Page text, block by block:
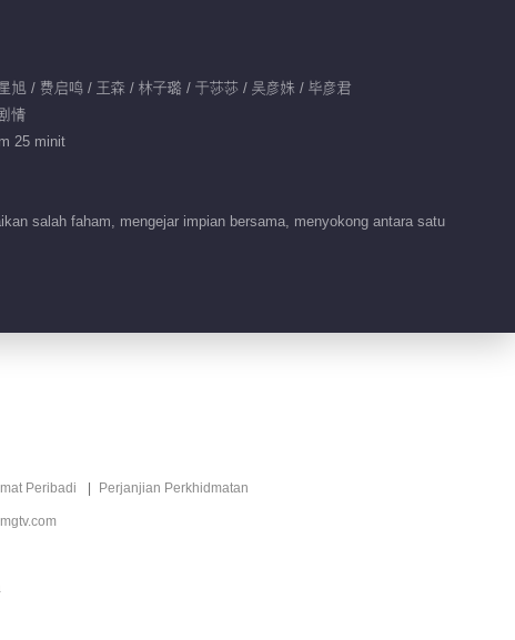
01:23
旭 / 费启鸣 / 王森 / 林子璐 / 于莎莎 / 吴彦姝 / 毕彦君
情
25 minit
salah faham, mengejar impian bersama, menyokong antara satu
Peribadi Perjanjian Perkhidmatan